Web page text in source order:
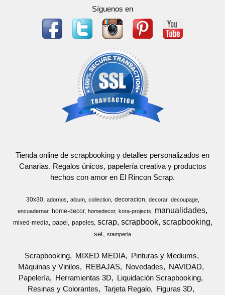
Síguenos en
Tienda online de scrapbooking y detalles personalizados en
Canarias. Regalos únicos, papelería creativa y productos
hechos con amor en El Rincon Scrap.
30x30 adornos album collection decoracion decorar
decoupage
encuadernar
home-decor homedecor kora-projects manualidades
mixed-media papel papeles scrap scrapbook scrapbooking
set stamperia
Scrapbooking MIXED MEDIA
Pinturas y Mediums
Máquinas y Vinilos
REBAJAS Novedades
NAVIDAD
Papelería
Herramientas 3D
Liquidación Scrapbooking
Resinas y Colorantes
Tarjeta Regalo
Figuras 3D